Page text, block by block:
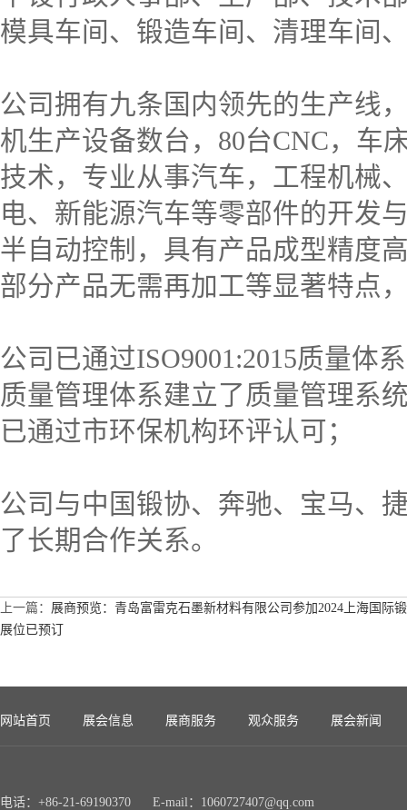
模具车间、锻造车间、清理车间
公司拥有九条国内领先的生产线
机生产设备数台，80台CNC，车
技术，专业从事汽车，工程机械
电、新能源汽车等零部件的开发
半自动控制，具有产品成型精度
部分产品无需再加工等显著特点
公司已通过ISO9001:2015质量体
质量管理体系建立了质量管理系
已通过市环保机构环评认可；
公司与中国锻协、奔驰、宝马、
了长期合作关系。
上一篇： 展商预览：青岛富雷克石墨新材料有限公司参加2024上海国际
展位已预订
网站首页 展会信息 展商服务 观众服务 展会新闻
电话：+86-21-69190370 E-mail：1060727407@qq.com